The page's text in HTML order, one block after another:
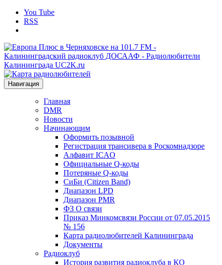
You Tube
RSS
Навигация
Главная
DMR
Новости
Начинающим
Оформить позывной
Регистрация трансивера в Роскомнадзоре
Алфавит ICAO
Официальные Q-коды
Потеряные Q-коды
СиБи (Citizen Band)
Диапазон LPD
Диапазон PMR
ФЗ О связи
Приказ Минкомсвязи России от 07.05.2015
№ 156
Карта радиолюбителей Калининграда
Документы
Радиоклуб
История развития радиоклуба в КО